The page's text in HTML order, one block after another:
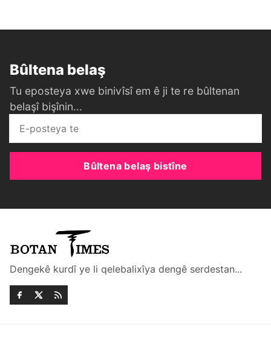
Bûltena belaş
Tu eposteya xwe binivîsî em ê ji te re bûltenan
belaşî bişînin...
Bûltena belaş bistîne
Dengekê kurdî ye li qelebalixîya dengê serdestan...